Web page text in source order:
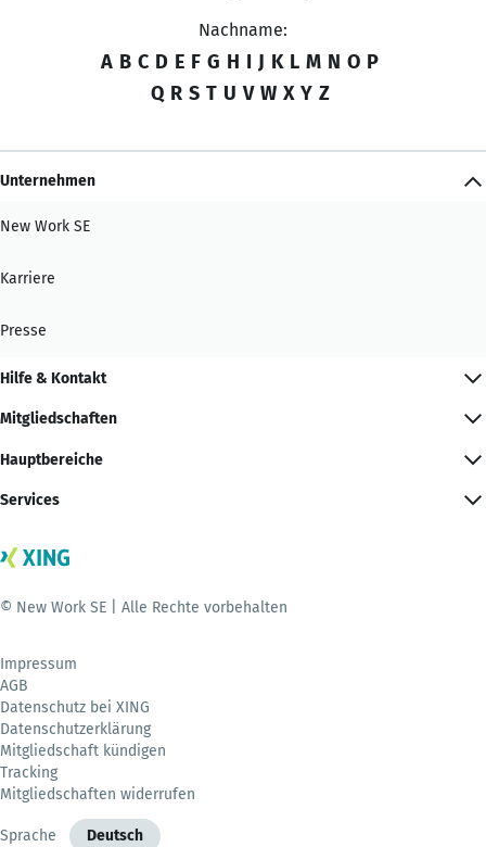
Nachname:
A B C D E F G H I J K L M N O P
Q R S T U V W X Y Z
Unternehmen
New Work SE
Karriere
Presse
Hilfe & Kontakt
Mitgliedschaften
Hauptbereiche
Services
© New Work SE | Alle Rechte vorbehalten
Impressum
AGB
Datenschutz bei XING
Datenschutzerklärung
Mitgliedschaft kündigen
Tracking
Mitgliedschaften widerrufen
Sprache Deutsch